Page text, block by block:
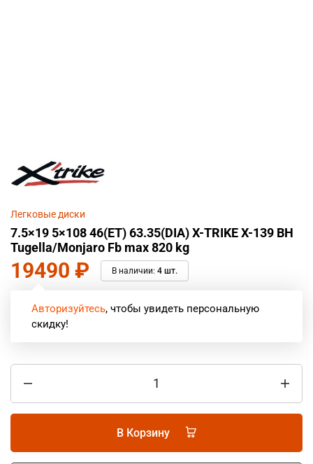
Легковые диски
7.5×19 5×108 46(ET) 63.35(DIA) X-TRIKE X-139 BH
Tugella/Monjaro Fb max 820 kg
19490 ₽ В наличии: 4 шт.
Авторизуйтесь, чтобы увидеть персональную
скидку!
В Корзину